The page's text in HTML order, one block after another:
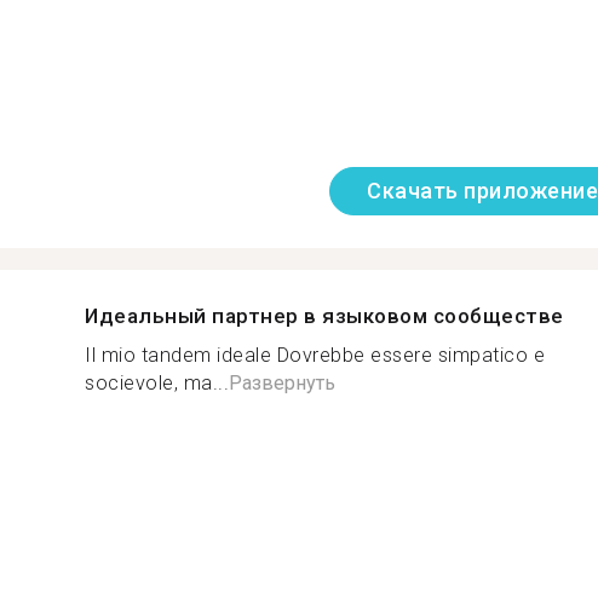
Скачать приложение
Идеальный партнер в языковом сообществе
Il mio tandem ideale Dovrebbe essere simpatico e
socievole, ma...Развернуть